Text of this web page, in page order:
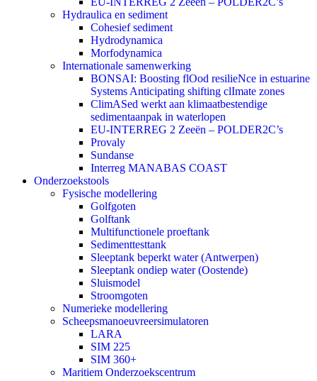
Hydraulica en sediment
Cohesief sediment
Hydrodynamica
Morfodynamica
Internationale samenwerking
BONSAI: Boosting flOod resilieNce in estuarine
Systems Anticipating shifting clImate zones
ClimASed werkt aan klimaatbestendige
sedimentaanpak in waterlopen
EU-INTERREG 2 Zeeën – POLDER2C’s
Provaly
Sundanse
Interreg MANABAS COAST
Onderzoekstools
Fysische modellering
Golfgoten
Golftank
Multifunctionele proeftank
Sedimenttesttank
Sleeptank beperkt water (Antwerpen)
Sleeptank ondiep water (Oostende)
Sluismodel
Stroomgoten
Numerieke modellering
Scheepsmanoeuvreersimulatoren
LARA
SIM 225
SIM 360+
Maritiem Onderzoekscentrum